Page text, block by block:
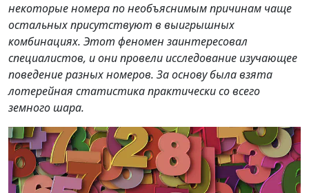
некоторые номера по необъяснимым причинам чаще
остальных присутствуют в выигрышных
комбинациях. Этот феномен заинтересовал
специалистов, и они провели исследование изучающее
поведение разных номеров. За основу была взята
лотерейная статистика практически со всего
земного шара.